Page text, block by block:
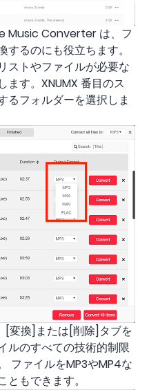
Music Converter は、フ
るのにも役立ちます。
ストやファイルが必要な
ます。XNUMX 番目のス
るフォルダーを選択しま
[変換]または[削除]タブを
ルのすべての技術的制限
ファイルをMP3やMP4な
もできます。